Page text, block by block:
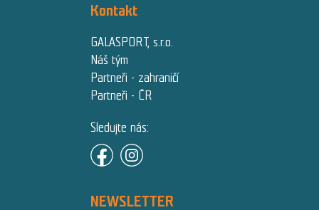
Kontakt
GALASPORT, s.r.o.
Náš tým
Partneři - zahraničí
Partneři - ČR
Sledujte nás:
NEWSLETTER